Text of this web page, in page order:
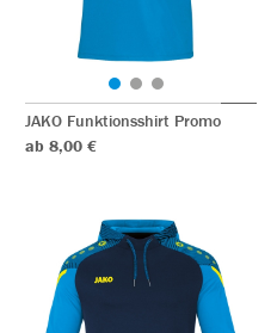
JAKO Funktionsshirt Promo
ab 8,00 €